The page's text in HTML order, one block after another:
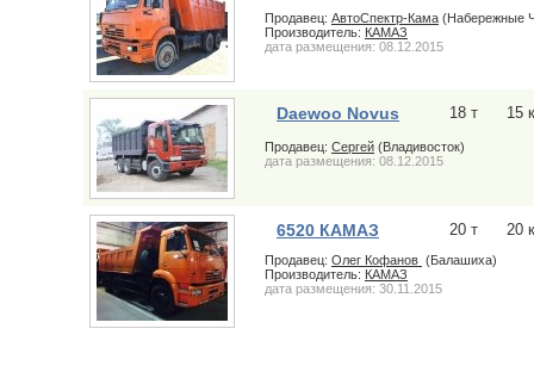
Продавец: АвтоСпектр-Кама (Набережные
Производитель: КАМАЗ
дата размещения: 08.12.2015
Daewoo Novus 18 т 15
Продавец: Сергей (Владивосток)
дата размещения: 08.12.2015
6520 КАМАЗ 20 т 20
Продавец: Олег Кофанов (Балашиха)
Производитель: КАМАЗ
дата размещения: 30.11.2015